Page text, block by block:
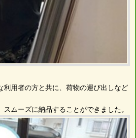
利用者の方と共に、荷物の運び出しなど
ムーズに納品することができました。